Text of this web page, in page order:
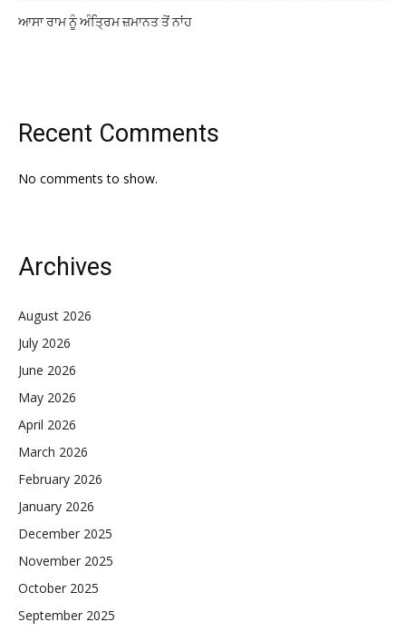
ਆਸਾ ਰਾਮ ਨੂੰ ਅੰਤ੍ਰਿਮ ਜ਼ਮਾਨਤ ਤੋਂ ਨਾਂਹ
Recent Comments
No comments to show.
Archives
August 2026
July 2026
June 2026
May 2026
April 2026
March 2026
February 2026
January 2026
December 2025
November 2025
October 2025
September 2025